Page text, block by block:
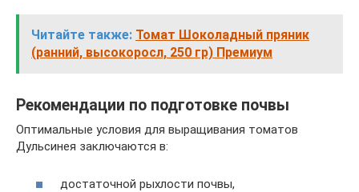
Читайте также: Томат Шоколадный пряник
(ранний, высокоросл, 250 гр) Премиум
Рекомендации по подготовке почвы
Оптимальные условия для выращивания томатов
Дульсинея заключаются в:
достаточной рыхлости почвы,